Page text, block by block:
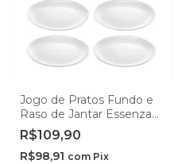
Jogo de Pratos Fundo e
Raso de Jantar Essenza
Opaline 20cm e 25cm -
Rojemac Profissional
R$109,90
R$98,91 com Pix